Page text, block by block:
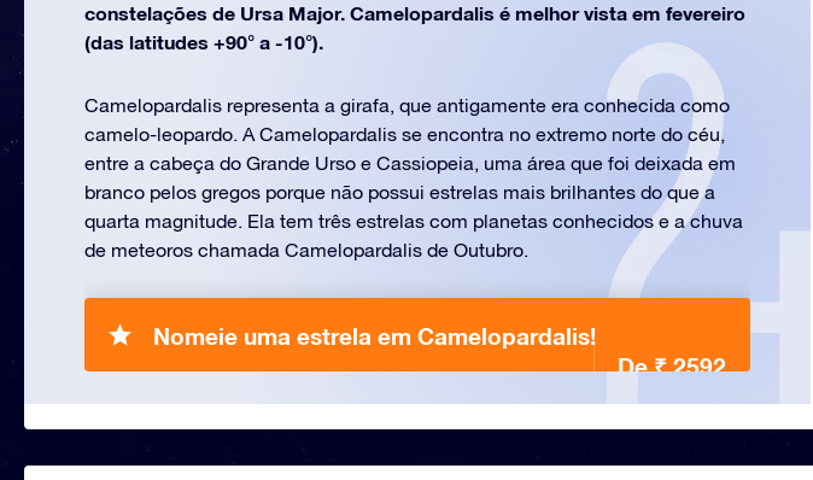
constelações de Ursa Major. Camelopardalis é melhor vista em fevereiro
(das latitudes +90° a -10°).
Camelopardalis representa a girafa, que antigamente era conhecida como
camelo-leopardo. A Camelopardalis se encontra no extremo norte do céu,
entre a cabeça do Grande Urso e Cassiopeia, uma área que foi deixada em
branco pelos gregos porque não possui estrelas mais brilhantes do que a
quarta magnitude. Ela tem três estrelas com planetas conhecidos e a chuva
de meteoros chamada Camelopardalis de Outubro.
Nomeie uma estrela em Camelopardalis!
De ₹ 2592